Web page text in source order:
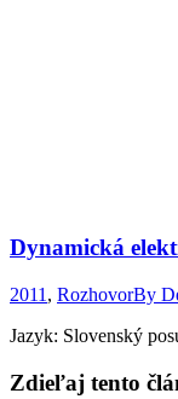
Dynamická
2011 , RozhovorBy
Jazyk: Slovenský
Zdieľaj tento